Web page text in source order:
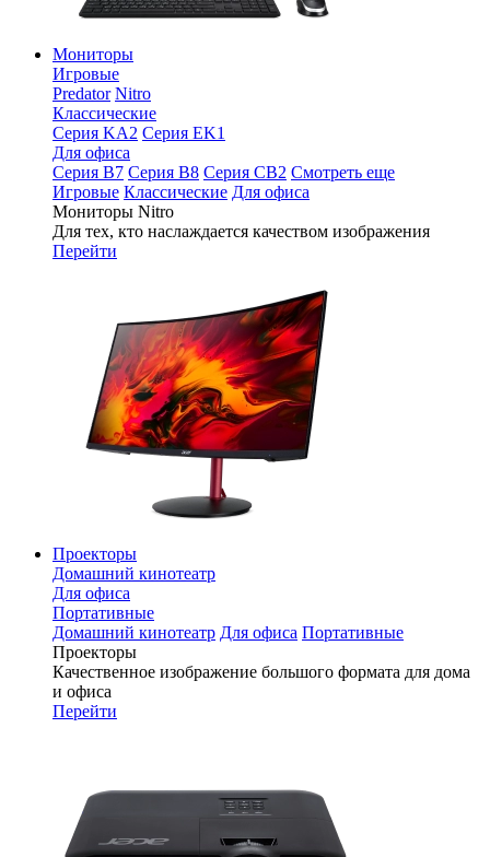
Мониторы
Игровые
Predator Nitro
Классические
Серия KA2 Серия EK1
Для офиса
Серия B7 Серия B8 Серия CB2 Смотреть еще
Игровые Классические Для офиса
Мониторы Nitro
Для тех, кто наслаждается качеством изображения
Перейти
Проекторы
Домашний кинотеатр
Для офиса
Портативные
Домашний кинотеатр Для офиса Портативные
Проекторы
Качественное изображение большого формата для дома
и офиса
Перейти